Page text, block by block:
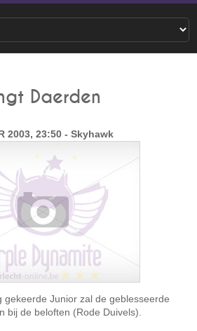
Daerden
2003, 23:50 - Skyhawk
gekeerde Junior zal de geblesseerde
bij de beloften (Rode Duivels).